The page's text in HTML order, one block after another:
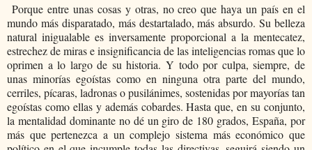
Porque entre unas cosas y otras, no creo que haya un país en el
mundo más disparatado, más destartalado, más absurdo. Su belleza
natural inigualable es inversamente proporcional a la mentecatez,
estrechez de miras e insignificancia de las inteli­gencias romas que lo
oprimen a lo largo de su historia. Y todo por culpa, siempre, de
unas minorías egoístas como en ninguna otra parte del mundo,
cerriles, pícaras, ladronas o pusilánimes, sostenidas por mayorías tan
egoístas como ellas y además co­bardes. Hasta que, en su conjunto,
la mentalidad dominante no dé un giro de 180 grados, España, por
más que pertenezca a un complejo sistema más económico que